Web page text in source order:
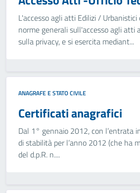
L'accesso agli atti Edilizi /
norme generali sull'accesso agli atti
sulla privacy, e si esercita mediant...
ANAGRAFE E STATO CIVILE
Certificati anagrafici
Dal 1° gennaio 2012, con l’entrata
di stabilità per l’anno 2012 (che ha
del d.p.R. n....